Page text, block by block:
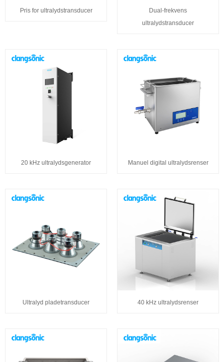
Pris for ultralydstransducer
Dual-frekvens
ultralydstransducer
20 kHz ultralydsgenerator Manuel digital ultralydsrenser
Ultralyd pladetransducer 40 kHz ultralydsrenser